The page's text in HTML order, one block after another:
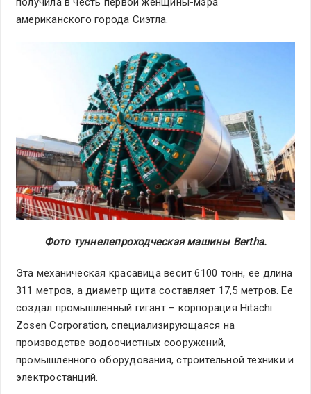
американского города Сиэтла.
Фото туннелепроходческая машины Bertha.
Эта механическая красавица весит 6100 тонн, ее длина
311 метров, а диаметр щита составляет 17,5 метров. Ее
создал промышленный гигант – корпорация Hitachi
Zosen Corporation, специализирующаяся на
производстве водоочистных сооружений,
промышленного оборудования, строительной техники и
электростанций.